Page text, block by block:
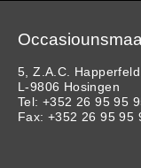
5, Z.A.C. Happerfeld
L-9806 Hosingen
Tel: +352 26 95 95
Fax: +352 26 95 95